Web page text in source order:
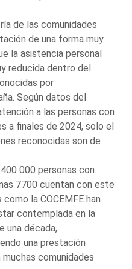
de las comunidades
de una forma muy
la asistencia personal
reducida dentro del
por
Según datos del
a las personas con
a finales de 2024, solo el
reconocidas son de
000 personas con
7700 cuentan con este
la COCEMFE han
contemplada en la
una década,
una prestación
comunidades